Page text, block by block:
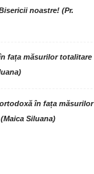
noastre! (Pr.
fața măsurilor totalitare
în fața măsurilor
Siluana)